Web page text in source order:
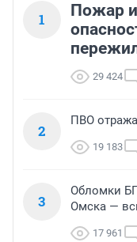
1
Пожар
29 424
2
ПВО
19 183
3
Обломки
Омска —
17 961